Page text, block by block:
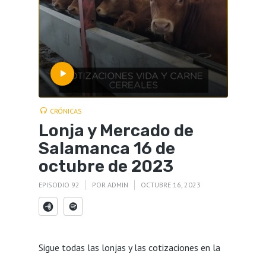
CRÓNICAS
Lonja y Mercado de
Salamanca 16 de
octubre de 2023
EPISODIO 92 POR ADMIN OCTUBRE 16, 2023
Sigue todas las lonjas y las cotizaciones en la